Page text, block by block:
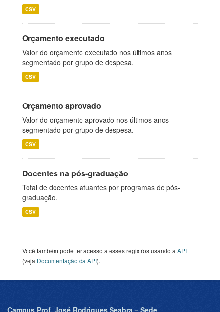
CSV
Orçamento executado
Valor do orçamento executado nos últimos anos
segmentado por grupo de despesa.
CSV
Orçamento aprovado
Valor do orçamento aprovado nos últimos anos
segmentado por grupo de despesa.
CSV
Docentes na pós-graduação
Total de docentes atuantes por programas de pós-
graduação.
CSV
Você também pode ter acesso a esses registros usando a API
(veja Documentação da API).
Campus Prof. José Rodrigues Seabra – Sede